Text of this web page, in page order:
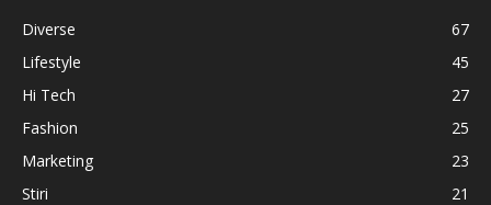
Diverse
67
Lifestyle
45
Hi Tech
27
Fashion
25
Marketing
23
Stiri
21